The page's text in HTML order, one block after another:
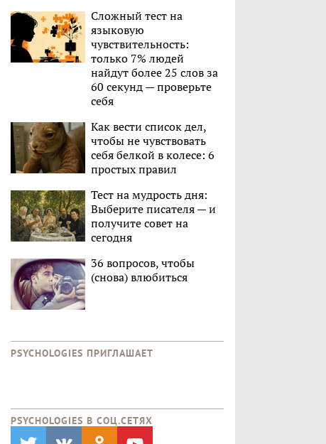
Сложный тест на
языковую
чувствительность:
только 7% людей
найдут более 25 слов за
60 секунд — проверьте
себя
Как вести список дел,
чтобы не чувствовать
себя белкой в колесе: 6
простых правил
Тест на мудрость дня:
Выберите писателя — и
получите совет на
сегодня
36 вопросов, чтобы
(снова) влюбиться
PSYCHOLOGIES ПРИГЛАШАЕТ
PSYCHOLOGIES В CОЦ.СЕТЯХ